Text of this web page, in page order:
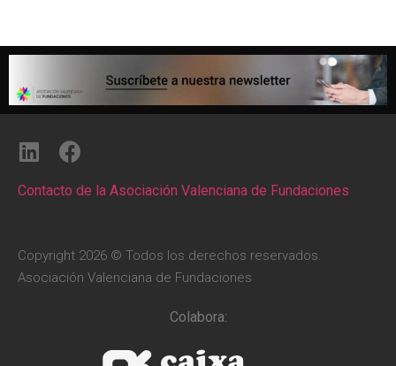
Contacto de la Asociación Valenciana de Fundaciones
Copyright 2026 © Todos los derechos reservados.
Asociación Valenciana de Fundaciones
Colabora: